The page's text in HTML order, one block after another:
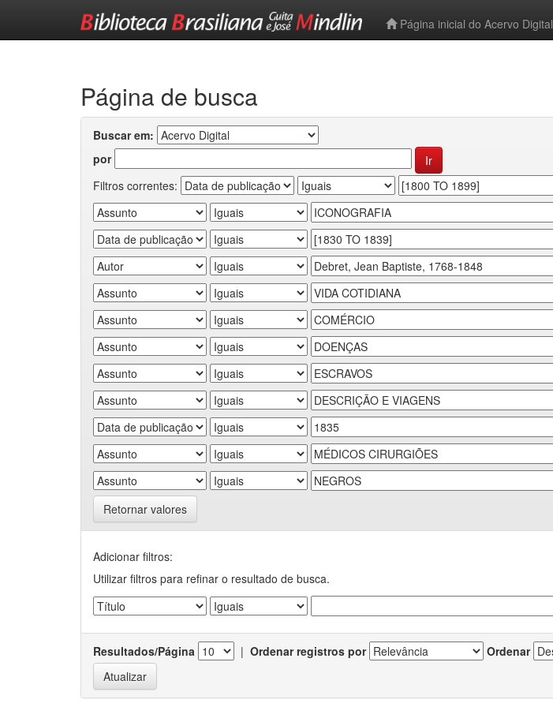
Página inicial do Acervo Digital
Página de busca
Buscar em:
por
Filtros correntes:
Retornar valores
Adicionar filtros:
Utilizar filtros para refinar o resultado de busca.
Resultados/Página | Ordenar registros por Ordenar